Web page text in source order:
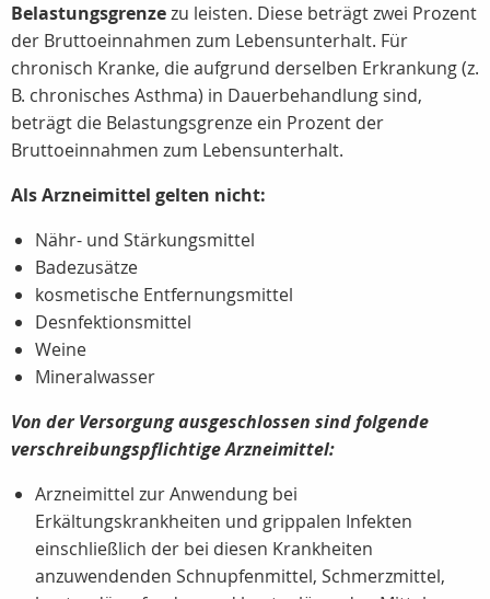
Belastungsgrenzezu leisten. Diese beträgt zwei Prozent
der Bruttoeinnahmen zum Lebensunterhalt. Für
chronisch Kranke, die aufgrund derselben Erkrankung (z.
B. chronisches Asthma) in Dauerbehandlung sind,
beträgt die Belastungsgrenze ein Prozent der
Bruttoeinnahmen zum Lebensunterhalt.
Als Arzneimittel gelten nicht:
Nähr- und Stärkungsmittel
Badezusätze
kosmetische Entfernungsmittel
Desnfektionsmittel
Weine
Mineralwasser
Von der Versorgung ausgeschlossen sind folgende
verschreibungspflichtige Arzneimittel:
Arzneimittel zur Anwendung bei
Erkältungskrankheiten und grippalen Infekten
einschließlich der bei diesen Krankheiten
anzuwendenden Schnupfenmittel, Schmerzmittel,